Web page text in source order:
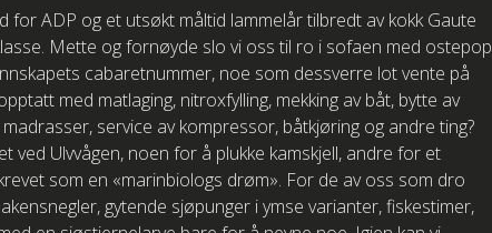
for ADP og et utsøkt måltid lammelår tilbredt av kokk Gaute
Mette og fornøyde slo vi oss til ro i sofaen med ostepop
cabaretnummer, noe som dessverre lot vente på
med matlaging, nitroxfylling, mekking av båt, bytte av
service av kompressor, båtkjøring og andre ting?
ved Ulvvågen, noen for å plukke kamskjell, andre for et
som en «marinbiologs drøm». For de av oss som dro
gytende sjøpunger i ymse varianter, fiskestimer,